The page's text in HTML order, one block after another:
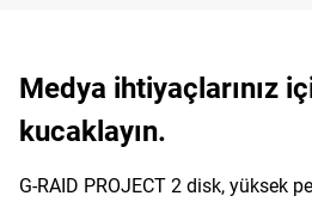
Medya ihtiyaçlarınız
kucaklayın.
G-RAID PROJECT 2 disk, yüksek